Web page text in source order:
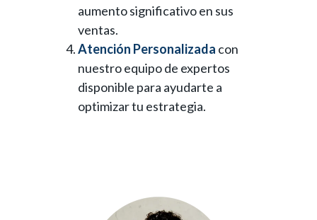
aumento significativo en sus
ventas.
Atención Personalizada con
nuestro equipo de expertos
disponible para ayudarte a
optimizar tu estrategia.